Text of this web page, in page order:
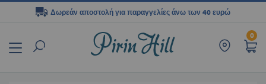
0
Δωρεάν αποστολή για παραγγελίες άνω των 40 ευρώ
περιεχόμενο